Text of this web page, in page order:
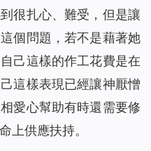
很扎心、難受，但是讓
個問題，若不是藉著她
己這樣的作工花費是在
這樣表現已經讓神厭憎
愛心幫助有時還需要修
上供應扶持。